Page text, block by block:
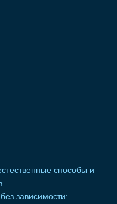
способы и
зависимости: